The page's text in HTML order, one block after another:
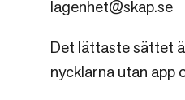
lagenhet@skap.se
Det lättaste sättet
nycklarna utan app